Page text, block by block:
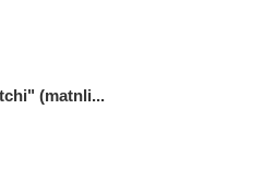
(matnli...